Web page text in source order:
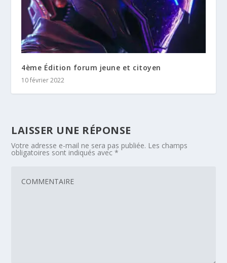
4ème Édition forum jeune et citoyen
10 février 2022
LAISSER UNE RÉPONSE
Votre adresse e-mail ne sera pas publiée. Les champs
obligatoires sont indiqués avec*